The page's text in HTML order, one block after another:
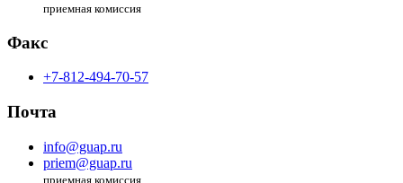
приемная комиссия
Факс
+7-812-494-70-57
Почта
info@guap.ru
priem@guap.ru
приемная комиссия